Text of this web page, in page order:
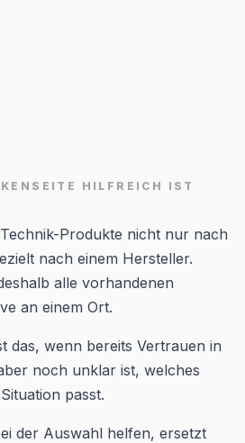
HILFREICH IST
Produkte nicht nur nach
nach einem Hersteller.
alle vorhandenen
an einem Ort.
das, wenn bereits Vertrauen in
noch unklar ist, welches
passt.
der Auswahl helfen, ersetzt